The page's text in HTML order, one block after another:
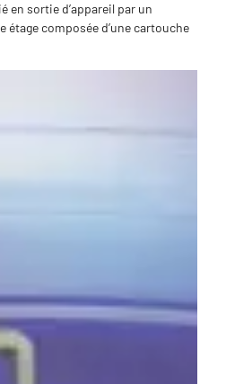
en sortie d’appareil par un
composée d’une cartouche